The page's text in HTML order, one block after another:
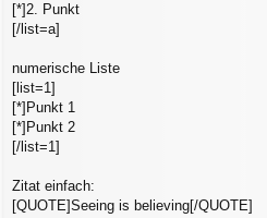
[*]2. Punkt
[/list=a]
numerische Liste
[list=1]
[*]Punkt 1
[*]Punkt 2
[/list=1]
Zitat einfach:
[QUOTE]Seeing is believing[/QUOTE]